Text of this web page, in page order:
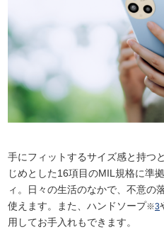
手にフィットするサイズ感と持つ
じめとした16項目のMIL規格に準拠
ィ。日々の生活のなかで、不意の
使えます。また、ハンドソープ※3
用してお手入れもできます。